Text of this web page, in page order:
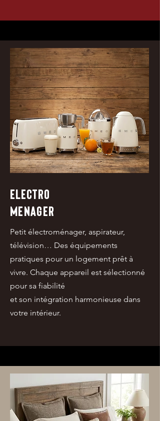
ELECTRO
MENAGER
Petit électroménager, aspirateur,
télévision… Des équipements
pratiques pour un logement prêt à
vivre. Chaque appareil est sélectionné
pour sa fiabilité
et son intégration harmonieuse dans
votre intérieur.